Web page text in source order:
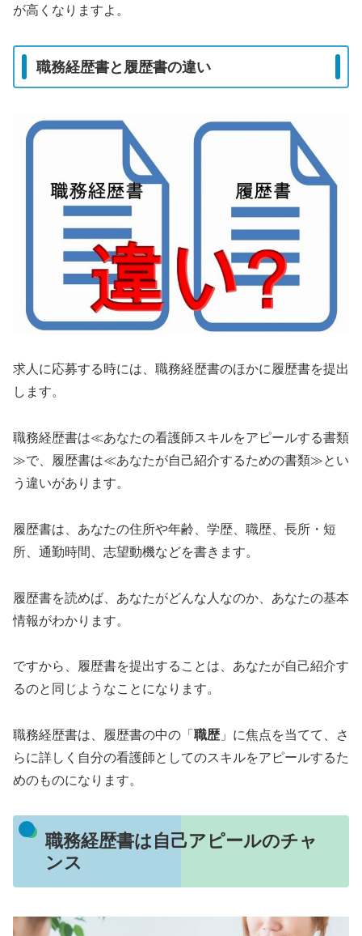
が高くなりますよ。
職務経歴書と履歴書の違い
求人に応募する時には、職務経歴書のほかに履歴書を提出
します。
職務経歴書は≪あなたの看護師スキルをアピールする書類
≫で、履歴書は≪あなたが自己紹介するための書類≫とい
う違いがあります。
履歴書は、あなたの住所や年齢、学歴、職歴、長所・短
所、通勤時間、志望動機などを書きます。
履歴書を読めば、あなたがどんな人なのか、あなたの基本
情報がわかります。
ですから、履歴書を提出することは、あなたが自己紹介す
るのと同じようなことになります。
職務経歴書は、履歴書の中の「 職歴 」に焦点を当てて、さ
らに詳しく自分の看護師としてのスキルをアピールするた
めのものになります。
職務経歴書は自己アピールのチャ
ンス